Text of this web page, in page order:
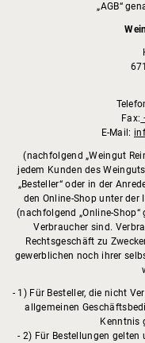
„AGB“
Fax:
E-Mail:
(nachfolgend „Weingut
jedem Kunden des
„Besteller“ oder in der
den Online-Shop unter
(nachfolgend „Online-Shop“
Verbraucher sind.
Rechtsgeschäft zu
gewerblichen noch ihrer
1) Für Besteller, die nicht
allgemeinen
Kenntnis
2) Für Bestellungen gelten